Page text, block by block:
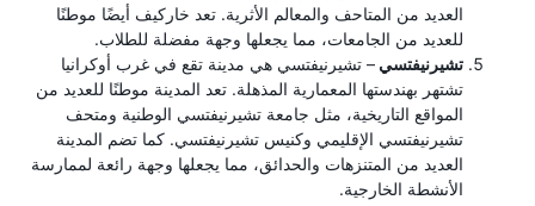
العديد من المتاحف والمعالم الأثرية. تعد خاركيف أيضًا موطنًا
للعديد من الجامعات، مما يجعلها وجهة مفضلة للطلاب.
تشيرنيفتسي – تشيرنيفتسي هي مدينة تقع في غرب أوكرانيا
تشتهر بهندستها المعمارية المذهلة. تعد المدينة موطنًا للعديد من
المواقع التاريخية، مثل جامعة تشيرنيفتسي الوطنية ومتحف
تشيرنيفتسي الإقليمي وكنيس تشيرنيفتسي. كما تضم ​​المدينة
العديد من المتنزهات والحدائق، مما يجعلها وجهة رائعة لممارسة
الأنشطة الخارجية.